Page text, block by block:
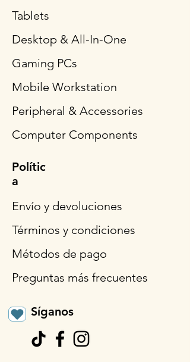
Tablets
Desktop & All-In-One
Gaming PCs
Mobile Workstation
Peripheral & Accessories
Computer Components
Polític
a
Envío y devoluciones
Términos y condiciones
Métodos de pago
Preguntas más frecuentes
Síganos